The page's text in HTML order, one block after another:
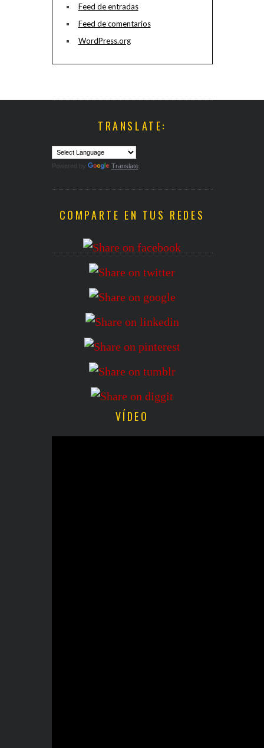
Feed de entradas
Feed de comentarios
WordPress.org
TRANSLATE:
Powered by Translate
COMPARTE EN TUS REDES
VÍDEO